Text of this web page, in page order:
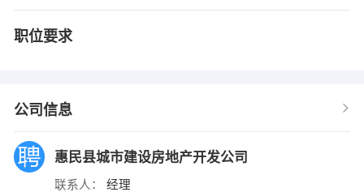
职位要求
公司信息
惠民县城市建设房地产开发公司
联系人： 经理